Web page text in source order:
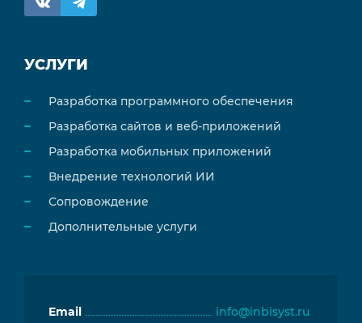
УСЛУГИ
Разработка программного обеспечения
Разработка сайтов и веб-приложений
Разработка мобильных приложений
Внедрение технологий ИИ
Сопровождение
Дополнительные услуги
Email info@inbisyst.ru